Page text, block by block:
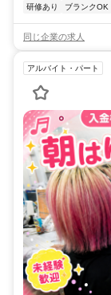
研修あり
ブランクOK
同じ企業の求人
アルバイト・パート